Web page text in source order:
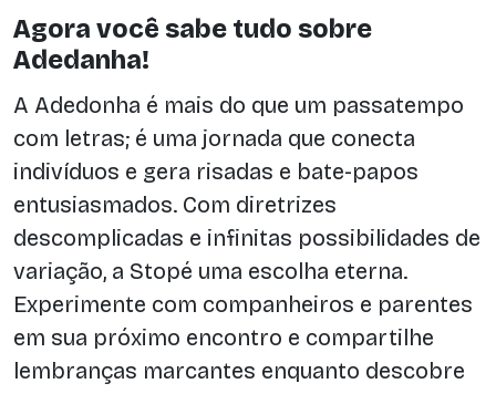
Agora você sabe tudo sobre
Adedanha!
A Adedonha é mais do que um passatempo
com letras; é uma jornada que conecta
indivíduos e gera risadas e bate-papos
entusiasmados. Com diretrizes
descomplicadas e infinitas possibilidades de
variação, a Stopé uma escolha eterna.
Experimente com companheiros e parentes
em sua próximo encontro e compartilhe
lembranças marcantes enquanto descobre